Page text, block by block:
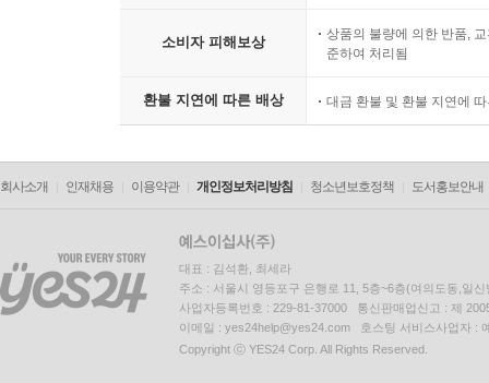
소비자 피해보상
상품의 불량에 의한 반품,
준하여 처리됨
환불 지연에 따른 배상 대금 환불 및 환불 지연에
회사소개 인재채용 이용약관 개인정보처리방침 청소년보호정책 도서홍보안내
대표 : 김석환, 최세라
주소 : 서울시 영등포구 은행로 11, 5층~6층(여의도동,일신
사업자등록번호 : 229-81-37000 통신판매업신고 : 제
이메일 : yes24help@yes24.com 호스팅 서비스사업자 :
Copyright ⓒ YES24 Corp. All Rights Reserved.